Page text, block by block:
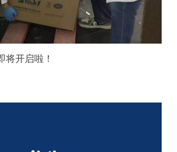
将开启啦！